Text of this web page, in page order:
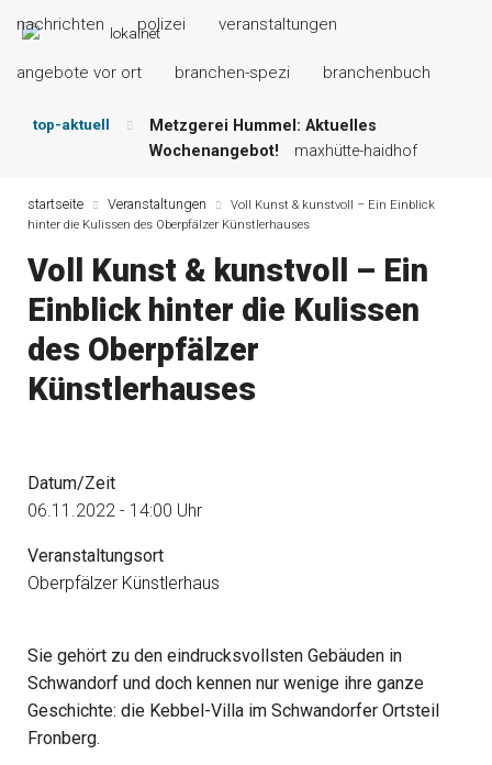
nachrichten polizei veranstaltungen
angebote vor ort branchen-spezi branchenbuch
top-aktuell
Metzgerei Hummel: Aktuelles
Wochenangebot!
maxhütte-haidhof
Grillspezialitäten u.v.m.!
kallmünz
Meindl Metzgerei: Wochen-Speisekarte
Der „deutsche Michel“ muss nun
zahlen!
kommentare & serien &
Maxhütter Fischladen: Unser aktuelles
Angebot … maxhütte-haidhof
Nutzen Sie aktuelle Angebote Ihrer
startseite Veranstaltungen
Voll Kunst & kunstvoll – Ein Einblick
hinter die Kulissen des Oberpfälzer Künstlerhauses
Voll Kunst & kunstvoll – Ein
Einblick hinter die Kulissen
des Oberpfälzer
Künstlerhauses
Datum/Zeit
06.11.2022 - 14:00 Uhr
Veranstaltungsort
Oberpfälzer Künstlerhaus
Sie gehört zu den eindrucksvollsten Gebäuden in
Schwandorf und doch kennen nur wenige ihre ganze
Geschichte: die Kebbel-Villa im Schwandorfer Ortsteil
Fronberg.